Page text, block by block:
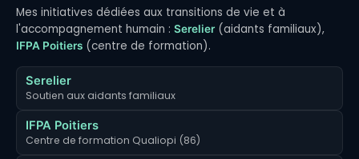
Mes initiatives dédiées aux transitions de vie et à
l'accompagnement humain : Serelier (aidants familiaux),
IFPA Poitiers (centre de formation).
Serelier
Soutien aux aidants familiaux
IFPA Poitiers
Centre de formation Qualiopi (86)